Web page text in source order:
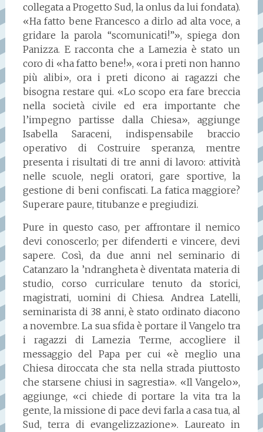
collegata a Progetto Sud, la onlus da lui fondata).
«Ha fatto bene Francesco a dirlo ad alta voce, a
gridare la parola “scomunicati!”», spiega don
Panizza. E racconta che a Lamezia è stato un
coro di «ha fatto bene!», «ora i preti non hanno
più alibi», ora i preti dicono ai ragazzi che
bisogna restare qui. «Lo scopo era fare breccia
nella società civile ed era importante che
l’impegno partisse dalla Chiesa», aggiunge
Isabella Saraceni, indispensabile braccio
operativo di Costruire speranza, mentre
presenta i risultati di tre anni di lavoro: attività
nelle scuole, negli oratori, gare sportive, la
gestione di beni confiscati. La fatica maggiore?
Superare paure, titubanze e pregiudizi.
Pure in questo caso, per affrontare il nemico
devi conoscerlo; per difenderti e vincere, devi
sapere. Così, da due anni nel seminario di
Catanzaro la ’ndrangheta è diventata materia di
studio, corso curriculare tenuto da storici,
magistrati, uomini di Chiesa. Andrea Latelli,
seminarista di 38 anni, è stato ordinato diacono
a novembre. La sua sfida è portare il Vangelo tra
i ragazzi di Lamezia Terme, accogliere il
messaggio del Papa per cui «è meglio una
Chiesa diroccata che sta nella strada piuttosto
che starsene chiusi in sagrestia». «Il Vangelo»,
aggiunge, «ci chiede di portare la vita tra la
gente, la missione di pace devi farla a casa tua, al
Sud, terra di evangelizzazione». Laureato in